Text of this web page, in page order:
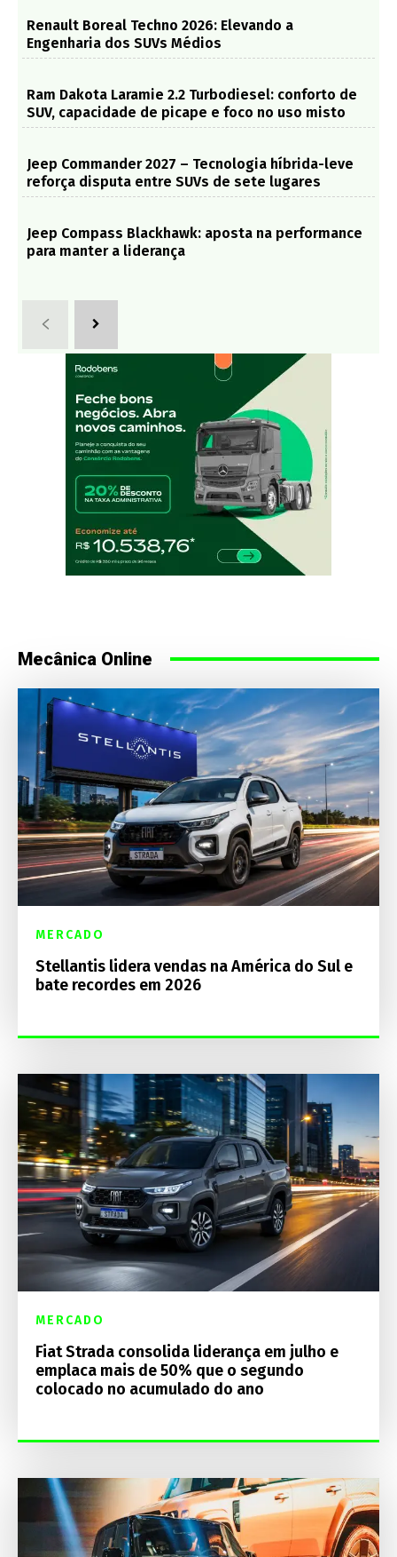
Renault Boreal Techno 2026: Elevando a
Engenharia dos SUVs Médios
Ram Dakota Laramie 2.2 Turbodiesel: conforto de
SUV, capacidade de picape e foco no uso misto
Jeep Commander 2027 – Tecnologia híbrida-leve
reforça disputa entre SUVs de sete lugares
Jeep Compass Blackhawk: aposta na performance
para manter a liderança
Mecânica Online
MERCADO
Stellantis lidera vendas na América do Sul e
bate recordes em 2026
MERCADO
Fiat Strada consolida liderança em julho e
emplaca mais de 50% que o segundo
colocado no acumulado do ano